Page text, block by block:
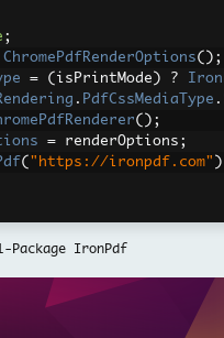
;
ChromePdfRenderOptions();
= ( isPrintMode ) ?
. PdfCssMediaType .
();
= renderOptions ;
( "https://ironpdf.com"
IronPdf